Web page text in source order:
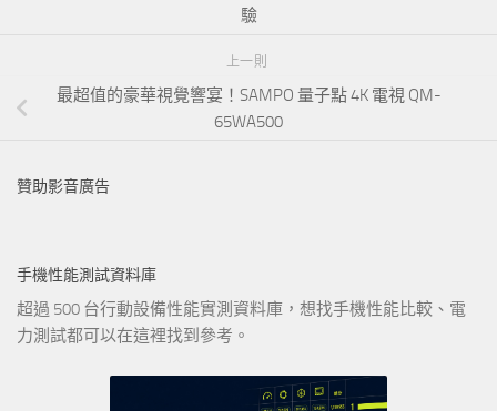
驗
上一則
最超值的豪華視覺響宴！SAMPO 量子點 4K 電視 QM-
65WA500
贊助影音廣告
手機性能測試資料庫
超過 500 台行動設備性能實測資料庫，想找手機性能比較、電
力測試都可以在這裡找到參考。